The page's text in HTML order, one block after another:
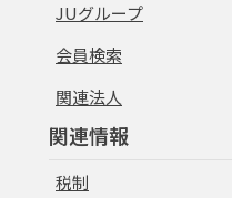
JUグループ
会員検索
関連法人
関連情報
税制